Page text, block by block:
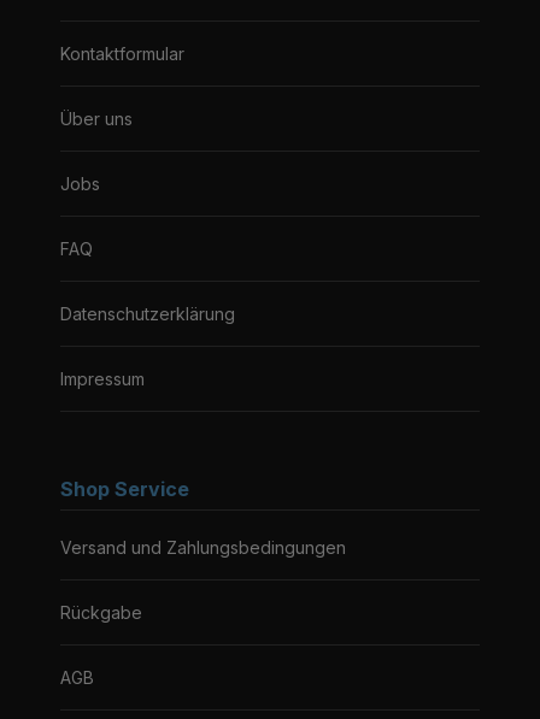
Kontaktformular
Über uns
Jobs
FAQ
Datenschutzerklärung
Impressum
Shop Service
Versand und Zahlungsbedingungen
Rückgabe
AGB